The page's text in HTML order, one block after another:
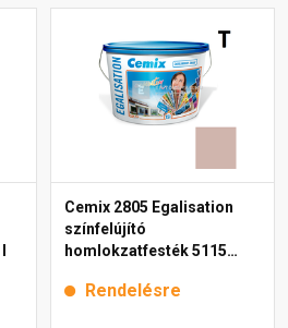
Cemix 2805 Egalisation
színfelújító
homlokzatfesték 5115
Rendelésre